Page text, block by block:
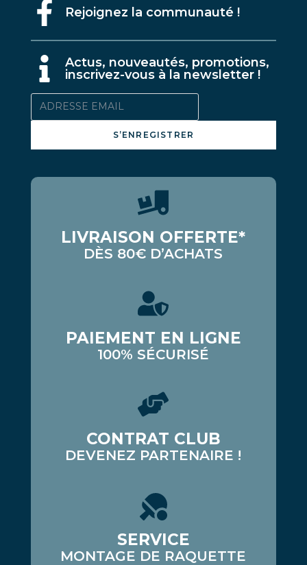
Rejoignez la communauté !
Actus, nouveautés, promotions,
inscrivez-vous à la newsletter !
S’ENREGISTRER
LIVRAISON OFFERTE*
DÈS 80€ D’ACHATS
PAIEMENT EN LIGNE
100% SÉCURISÉ
CONTRAT CLUB
DEVENEZ PARTENAIRE !
SERVICE
MONTAGE DE RAQUETTE